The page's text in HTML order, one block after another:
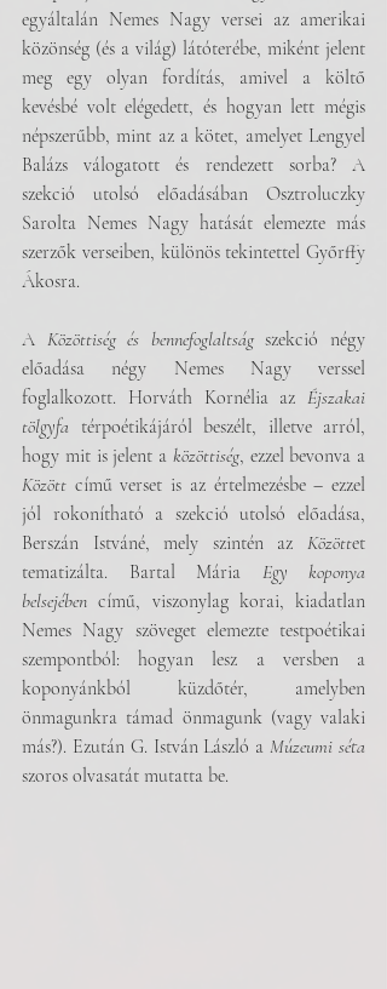
egyáltalán Nemes Nagy versei az amerikai
közönség (és a világ) látóterébe, miként jelent
meg egy olyan fordítás, amivel a költő
kevésbé volt elégedett, és hogyan lett mégis
népszerűbb, mint az a kötet, amelyet Lengyel
Balázs válogatott és rendezett sorba? A
szekció utolsó előadásában Osztroluczky
Sarolta Nemes Nagy hatását elemezte más
szerzők verseiben, különös tekintettel Győrffy
Ákosra.
A Közöttiség és bennefoglaltság szekció négy
előadása négy Nemes Nagy verssel
foglalkozott. Horváth Kornélia az Éjszakai
tölgyfa térpoétikájáról beszélt, illetve arról,
hogy mit is jelent a közöttiség
Között című verset is az értelmezésbe – ezzel
jól rokonítható a szekció utolsó előadása,
Berszán Istváné, mely szintén az Közöttet
tematizálta. Bartal Mária Egy koponya
belsejében című, viszonylag korai, kiadatlan
Nemes Nagy szöveget elemezte testpoétikai
szempontból: hogyan lesz a versben a
koponyánkból küzdőtér, amelyben
önmagunkra támad önmagunk (vagy valaki
más?). Ezután G. István László a
szoros olvasatát mutatta be.